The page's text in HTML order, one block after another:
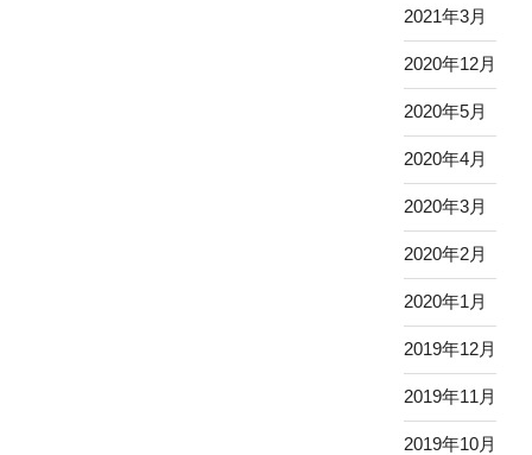
2021年3月
2020年12月
2020年5月
2020年4月
2020年3月
2020年2月
2020年1月
2019年12月
2019年11月
2019年10月